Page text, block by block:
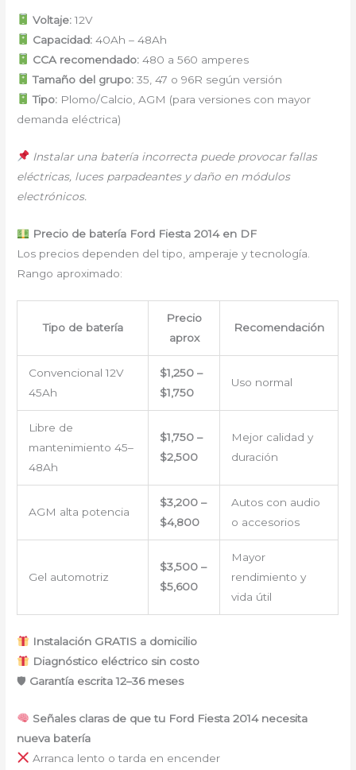
Voltaje:12V
Capacidad:40Ah – 48Ah
CCA recomendado:480 a 560 amperes
Tamaño del grupo:35, 47 o 96R según versión
Tipo:Plomo/Calcio, AGM (para versiones con mayor
demanda eléctrica)
Instalar una batería incorrecta puede provocar fallas
eléctricas, luces parpadeantes y daño en módulos
electrónicos.
Precio de batería Ford Fiesta 2014 en DF
Los precios dependen del tipo, amperaje y tecnología.
Rango aproximado:
Tipo de batería
Precio
aprox
Recomendación
Convencional 12V
45Ah
$1,250 –
$1,750
Uso normal
Libre de
mantenimiento 45–
48Ah
$1,750 –
$2,500
Mejor calidad y
duración
AGM alta potencia
$3,200 –
$4,800
Autos con audio
o accesorios
Gel automotriz
$3,500 –
$5,600
Mayor
rendimiento y
vida útil
Instalación GRATIS a domicilio
Diagnóstico eléctrico sin costo
🛡 Garantía escrita 12–36 meses
Señales claras de que tu Ford Fiesta 2014 necesita
nueva batería
Arranca lento o tarda en encender